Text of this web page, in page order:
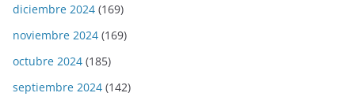
diciembre 2024 (169)
noviembre 2024 (169)
octubre 2024 (185)
septiembre 2024 (142)